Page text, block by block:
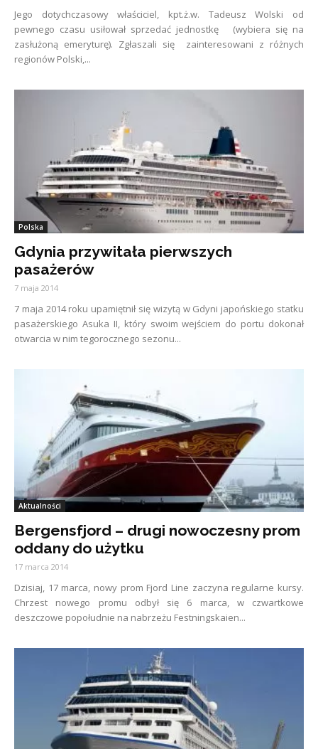
Jego dotychczasowy właściciel, kpt.ż.w. Tadeusz Wolski od
pewnego czasu usiłował sprzedać jednostkę (wybiera się na
zasłużoną emeryturę). Zgłaszali się zainteresowani z różnych
regionów Polski,...
Polska
Gdynia przywitała pierwszych
pasażerów
7 maja 2014
7 maja 2014 roku upamiętnił się wizytą w Gdyni japońskiego statku
pasażerskiego Asuka II, który swoim wejściem do portu dokonał
otwarcia w nim tegorocznego sezonu...
Aktualności
Bergensfjord – drugi nowoczesny prom
oddany do użytku
17 marca 2014
Dzisiaj, 17 marca, nowy prom Fjord Line zaczyna regularne kursy.
Chrzest nowego promu odbył się 6 marca, w czwartkowe
deszczowe popołudnie na nabrzeżu Festningskaien...